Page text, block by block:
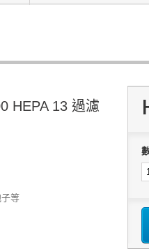
HEPA 13 過濾
等